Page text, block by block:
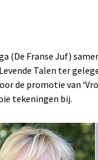
(De Franse Juf)
Talen ter
de promotie van
tekeningen bij.